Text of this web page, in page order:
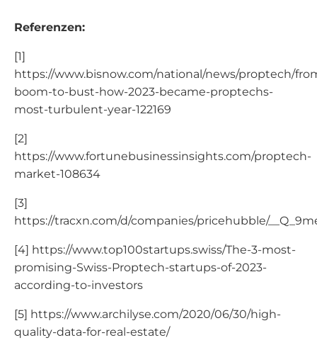
Referenzen:
[1]
https://www.bisnow.com/national/news/proptech/
boom-to-bust-how-2023-became-proptechs-
most-turbulent-year-122169
[2]
https://www.fortunebusinessinsights.com/proptech-
market-108634
[3]
https://tracxn.com/d/companies/pricehubble/
[4] https://www.top100startups.swiss/The-3-most-
promising-Swiss-Proptech-startups-of-2023-
according-to-investors
[5] https://www.archilyse.com/2020/06/30/high-
quality-data-for-real-estate/